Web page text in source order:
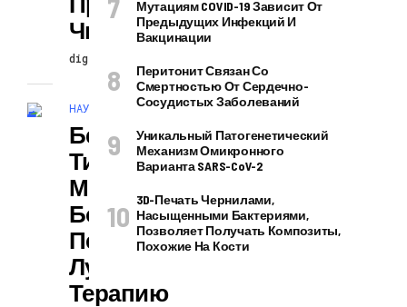
Чипов На 99%
digiversion
НАУКА И ТЕХНОЛОГИИ
Белок Из
Тихоходок
Может Помочь
Больным Раком
Переносить
Лучевую
Терапию
Мутациям COVID-19 Зависит От
Предыдущих Инфекций И
Вакцинации
Перитонит Связан Со
Смертностью От Сердечно-
Сосудистых Заболеваний
Уникальный Патогенетический
Механизм Омикронного
Варианта SARS-CoV-2
3D-Печать Чернилами,
Насыщенными Бактериями,
Позволяет Получать Композиты,
Похожие На Кости